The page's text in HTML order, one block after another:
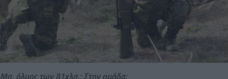
Μα, όλμος των 81χλσ.; Στην ομάδα;